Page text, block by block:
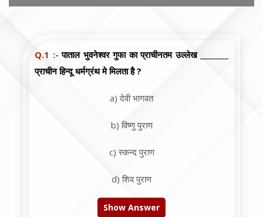
Q.1 :-पाताल भुवनेश्वर गुफा का प्राचीनतम उल्लेख ________
प्राचीन हिन्दू धर्मग्रंथ मे मिलता है ?
a) देवी भागवत
b) विष्णु पुराण
c) स्कन्द पुराण
d) शिव पुराण
Show Answer